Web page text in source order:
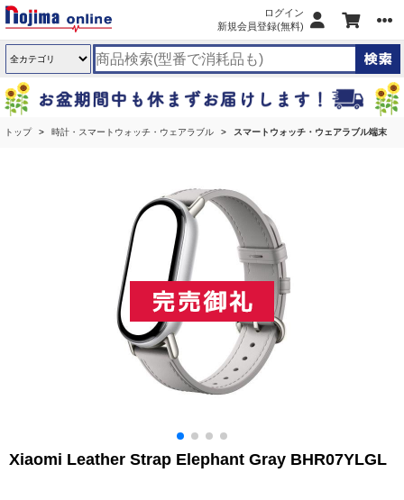
ログイン
新規会員登録(無料)
トップ 時計・スマートウォッチ・ウェアラブル スマートウォッチ・ウェアラブル端末
Xiaomi Leather Strap Elephant Gray BHR07YLGL